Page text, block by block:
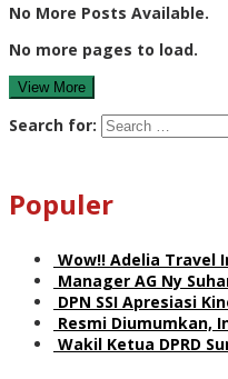
No More Posts Available.
No more pages to load.
View More
Search for:
Populer
Wow!! Adelia Travel
Manager AG Ny
DPN SSI Apresiasi
Resmi Diumumkan,
Wakil Ketua DPRD